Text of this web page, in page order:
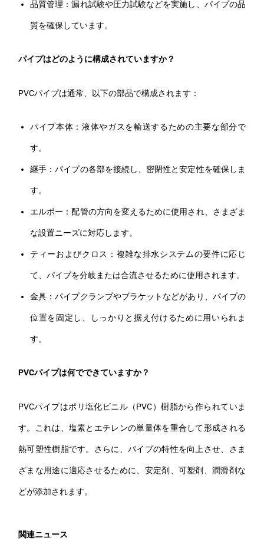
品質管理：漏れ試験や圧力試験などを実施し、パイプの品
質を確保しています。
パイプはどのように構成されていますか？
PVCパイプは通常、以下の部品で構成されます：
パイプ本体：液体やガスを輸送するための主要な部分で
す。
継手：パイプの各部を接続し、密閉性と安定性を確保しま
す。
エルボー：配管の方向を変えるために使用され、さまざま
な設置ニーズに対応します。
ティーおよびクロス：複雑な排水システムの要件に応じ
て、パイプを分岐または合流させるために使用されます。
金具：パイプクランプやブラケットなどがあり、パイプの
位置を固定し、しっかりと据え付けるために用いられま
す。
PVCパイプは何でできていますか？
PVCパイプはポリ塩化ビニル（PVC）樹脂から作られていま
す。これは、塩素とエチレンの単量体を重合して形成される
熱可塑性樹脂です。さらに、パイプの特性を向上させ、さま
ざまな用途に適応させるために、安定剤、可塑剤、潤滑剤な
どが添加されます。
関連ニュース